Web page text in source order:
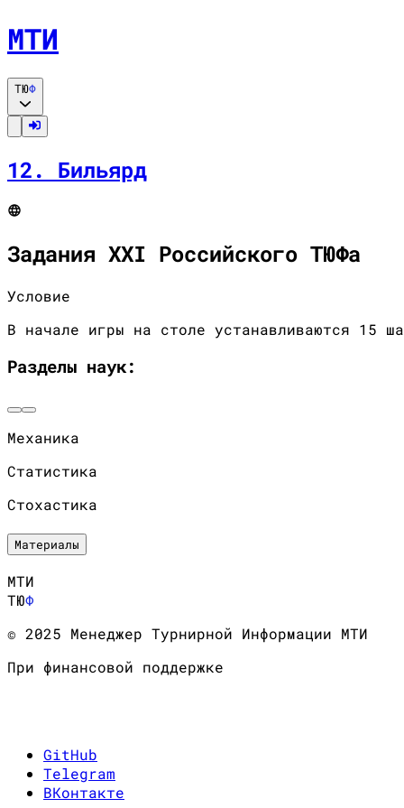
МТИ
ТЮФ
12. Бильярд
Задания XXI Российского ТЮФа
Условие
В начале игры на столе устанавливаются 15
Разделы наук:
Механика
Статистика
Стохастика
Материалы
МТИ
ТЮФ
© 2025 Менеджер Турнирной Информации МТИ
При финансовой поддержке
GitHub
Telegram
ВКонтакте